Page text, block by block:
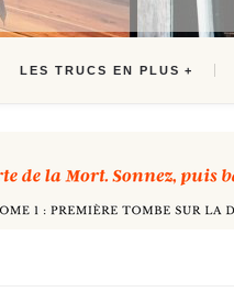
LES TRUCS EN PLUS